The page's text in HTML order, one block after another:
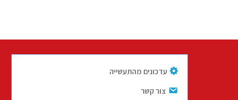
עדכונים מהתעשייה
צור קשר